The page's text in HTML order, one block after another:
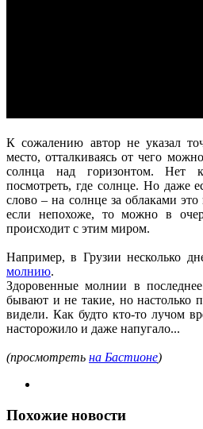
К сожалению автор не указал
место, отталкиваясь от чего
солнца над горизонтом. Нет
посмотреть, где солнце. Но даже
слово – на солнце за облаками
если непохоже, то можно в
происходит с этим миром.
Например, в Грузии несколько
молнию.
Здоровенные молнии в
бывают и не такие, но настолько
видели. Как будто кто-то лучом
насторожило и даже напугало...
(просмотреть на Бастионе)
Похожие новости